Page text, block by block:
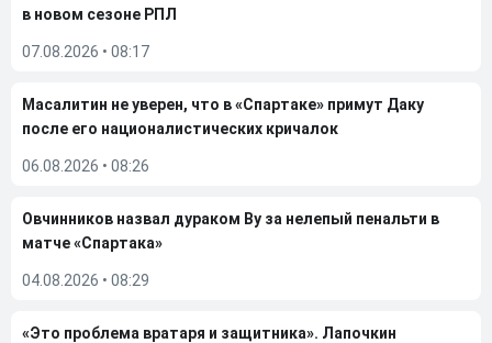
в новом сезоне РПЛ
07.08.2026 • 08:17
Масалитин не уверен, что в «Спартаке» примут Даку
после его националистических кричалок
06.08.2026 • 08:26
Овчинников назвал дураком Ву за нелепый пенальти в
матче «Спартака»
04.08.2026 • 08:29
«Это проблема вратаря и защитника». Лапочкин